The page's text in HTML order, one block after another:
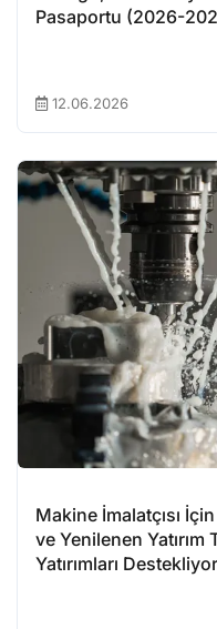
Pasaportu (2026-
12.06.2026
Makine İmalatçısı
ve Yenilenen
Yatırımları